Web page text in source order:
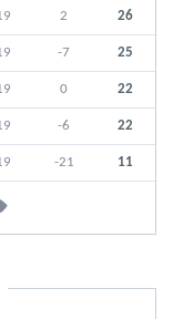
2 26
-7 25
0 22
-6 22
-21 11